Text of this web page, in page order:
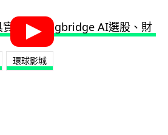
環球影城